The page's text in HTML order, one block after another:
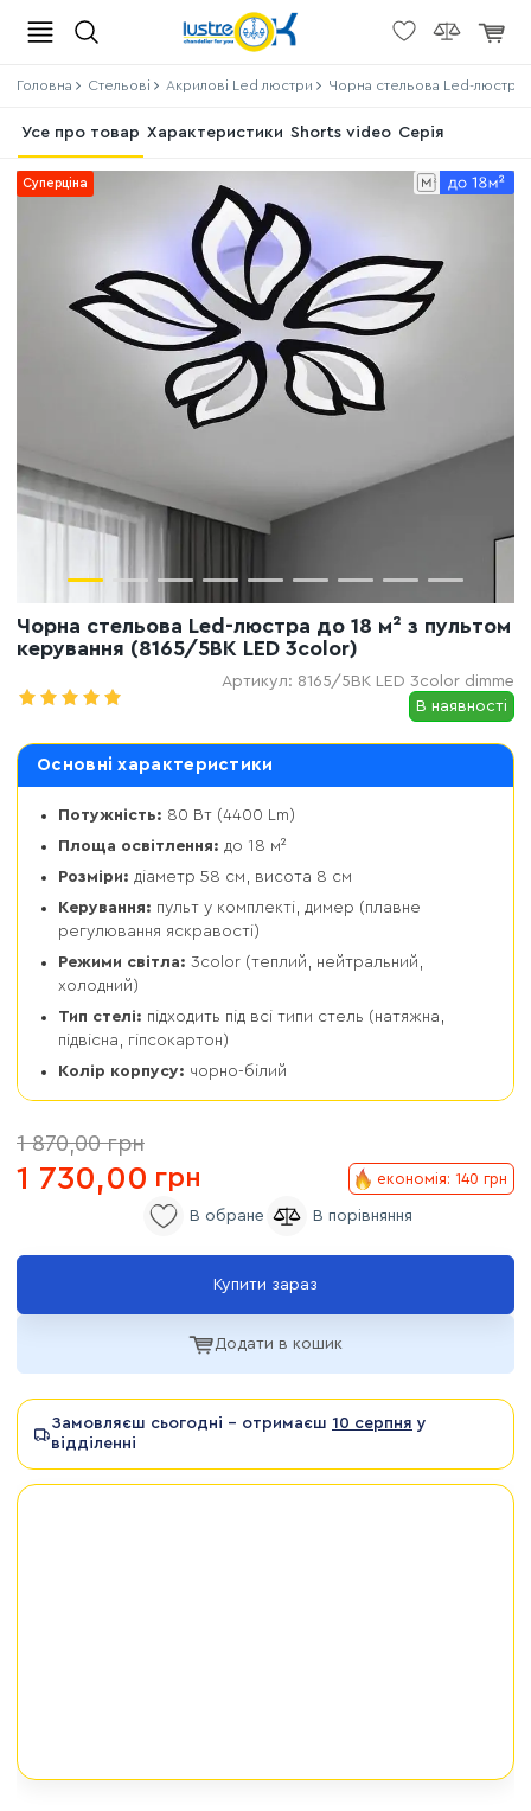
Головна Стельові Акрилові Led люстри Чорна стельова Led-люстра
Усе про товар Характеристики Shorts video Серія
Суперціна
Чорна стельова Led-люстра до 18 м² з пультом
керування (8165/5BK LED 3color)
Артикул: 8165/5BK LED 3color dimme
В наявності
Основні характеристики
Потужність: 80 Вт (4400 Lm)
Площа освітлення: до 18 м²
Розміри: діаметр 58 см, висота 8 см
Керування: пульт у комплекті, димер (плавне
регулювання яскравості)
Режими світла: 3color (теплий, нейтральний,
холодний)
Тип стелі: підходить під всі типи стель (натяжна,
підвісна, гіпсокартон)
Колір корпусу: чорно-білий
1 870,00 грн
1 730,00 грн економія: 140 грн
Додати в кошик
Замовляєш сьогодні - отримаєш 10 серпня у
відділенні
Купити зараз